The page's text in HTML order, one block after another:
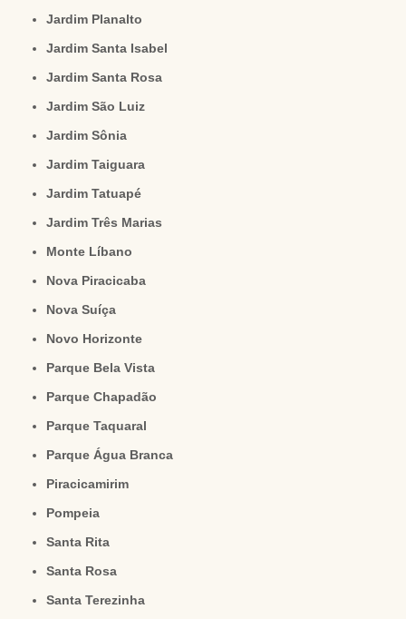
Jardim Planalto
Jardim Santa Isabel
Jardim Santa Rosa
Jardim São Luiz
Jardim Sônia
Jardim Taiguara
Jardim Tatuapé
Jardim Três Marias
Monte Líbano
Nova Piracicaba
Nova Suíça
Novo Horizonte
Parque Bela Vista
Parque Chapadão
Parque Taquaral
Parque Água Branca
Piracicamirim
Pompeia
Santa Rita
Santa Rosa
Santa Terezinha